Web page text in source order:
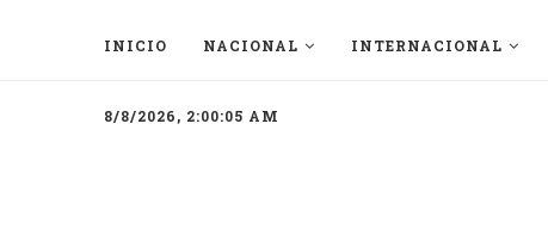
INICIO NACIONAL INTERNACIONAL
8/8/2026, 2:00:05 AM